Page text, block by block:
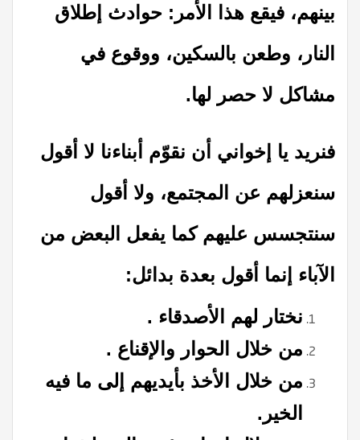
بينهم، فيقع هذا الأمر: حوادث إطلاق
النار، وطعن بالسكين، ووقوع في
مشاكل لا حصر لها.
فنريد يا إخواني أن نقوّم أبناءنا لا أقول
سنعزلهم عن المجتمع، ولا أقول
سنتجسس عليهم كما يفعل البعض من
الآباء إنما أقول بعدة بدائل:
نختار لهم الأصدقاء .
من خلال الحوار والإقناع .
من خلال الأخذ بأيديهم إلى ما فيه
الخير.